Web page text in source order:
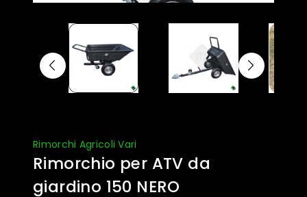
Rimorchi Agricoli Vari
Rimorchio per ATV da
giardino 150 NERO